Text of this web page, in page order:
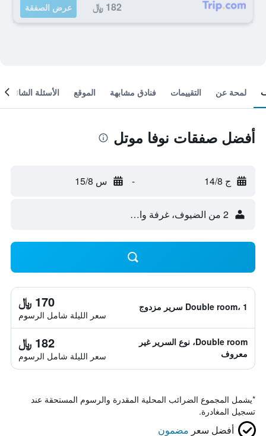
182 ﷼ عرض الصفقة
لمحة عن التقييمات فنادق مشابهة الموقع الأسئلة الشائعة
أفضل صفقات نوفا موتل
ج 14/8 - س 15/8
2 من الضيوف، غرفة واحدة
Double room، 1 سرير مزدوج 170 ﷼
سعر الليلة شامل الرسوم
Double room، نوع السرير غير
معروف
182 ﷼
سعر الليلة شامل الرسوم
*يشمل المجموع الضرائب المحلية المقدرة والرسوم المستحقة عند
تسجيل المغادرة.
أفضل سعر مضمون